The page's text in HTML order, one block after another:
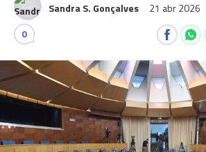
Sandra S. Gonçalves 21 abr 2026
0